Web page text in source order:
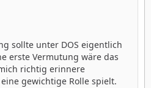
sollte unter DOS eigentlich
erste Vermutung wäre das
richtig erinnere
gewichtige Rolle spielt.